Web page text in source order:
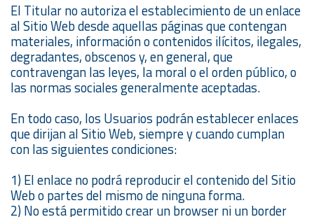
El Titular no autoriza el establecimiento de un enlace
al Sitio Web desde aquellas páginas que contengan
materiales, información o contenidos ilícitos, ilegales,
degradantes, obscenos y, en general, que
contravengan las leyes, la moral o el orden público, o
las normas sociales generalmente aceptadas.
En todo caso, los Usuarios podrán establecer enlaces
que dirijan al Sitio Web, siempre y cuando cumplan
con las siguientes condiciones:
1) El enlace no podrá reproducir el contenido del Sitio
Web o partes del mismo de ninguna forma.
2) No está permitido crear un browser ni un border